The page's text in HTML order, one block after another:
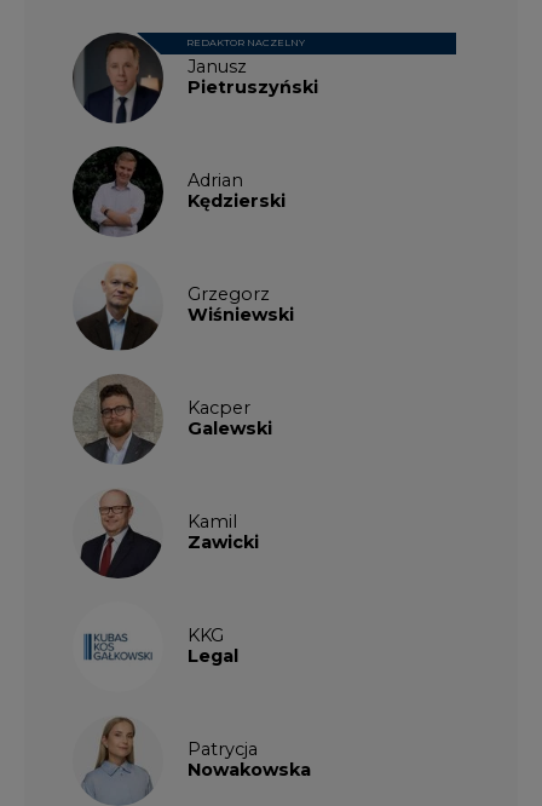
Janusz
Pietruszyński
REDAKTOR NACZELNY
Adrian
Kędzierski
Grzegorz
Wiśniewski
Kacper
Galewski
Kamil
Zawicki
KKG
Legal
Patrycja
Nowakowska